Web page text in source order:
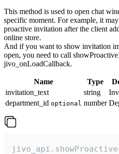
This method is used to open chat
specific moment. For example, it
proactive invitation after the client
online store.
And if you want to show invitation
open, you need to call
jivo_onLoadCallback.
Name Type
invitation_text
string
department_id optional number